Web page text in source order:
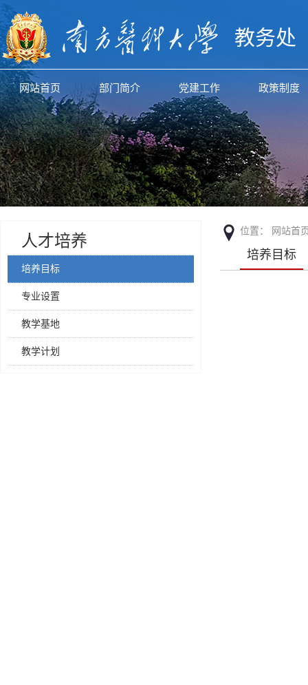
教务处
网站首页 部门简介 党建工作 政策制度
人才培养
培养目标
专业设置
教学基地
教学计划
位置： 网站首
培养目标